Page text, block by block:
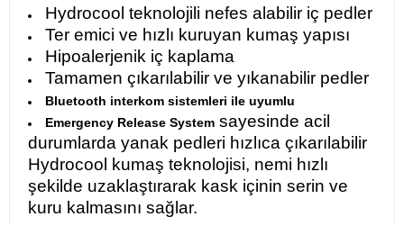
Hydrocool teknolojili nefes alabilir iç pedler
Ter emici ve hızlı kuruyan kumaş yapısı
Hipoalerjenik iç kaplama
Tamamen çıkarılabilir ve yıkanabilir pedler
Bluetooth interkom sistemleri ile uyumlu
Emergency Release System sayesinde acil
durumlarda yanak pedleri hızlıca çıkarılabilir
Hydrocool kumaş teknolojisi, nemi hızlı
şekilde uzaklaştırarak kask içinin serin ve
kuru kalmasını sağlar.